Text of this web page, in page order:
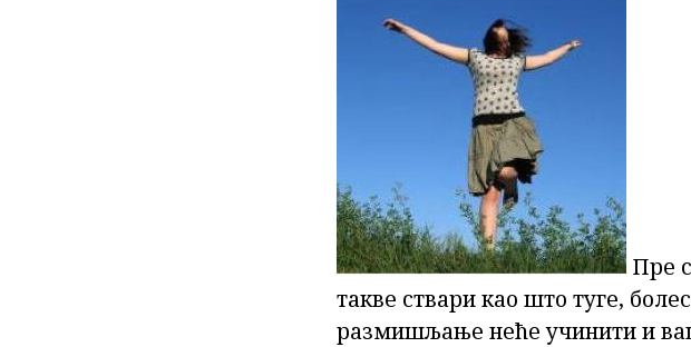
Пре
такве ствари као што туге,
размишљање неће учинити и